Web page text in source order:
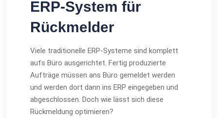
ERP-System für
Rückmelder
Viele traditionelle ERP-Systeme sind komplett
aufs Büro ausgerichtet. Fertig produzierte
Aufträge müssen ans Büro gemeldet werden
und werden dort dann ins ERP eingegeben und
abgeschlossen. Doch wie lässt sich diese
Rückmeldung optimieren?